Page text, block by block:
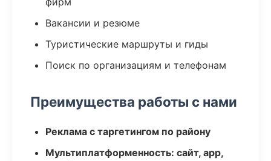
Вакансии и резюме
Туристические маршруты и гиды
Поиск по организациям и телефонам
Преимущества работы с нами
Реклама с таргетингом по району
Мультиплатформенность: сайт, app,